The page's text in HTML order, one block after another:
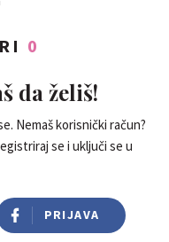
0
da želiš!
Nemaš korisnički račun?
se i uključi se u
PRIJAVA